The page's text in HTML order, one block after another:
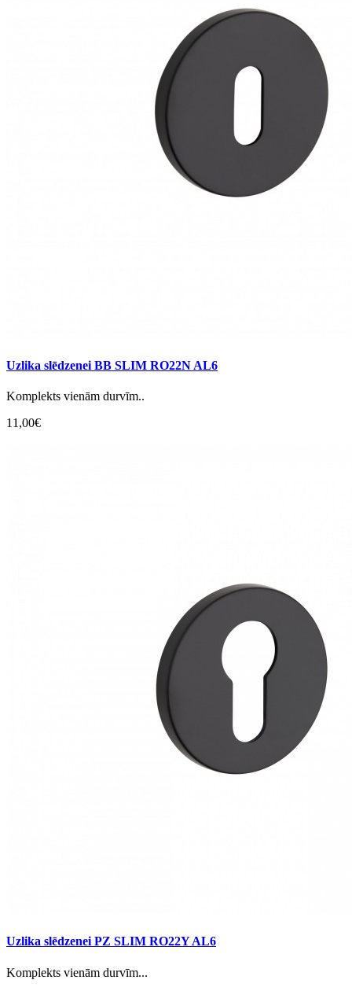
Uzlika slēdzenei BB SLIM RO22N AL6
Komplekts vienām durvīm..
11,00€
Uzlika slēdzenei PZ SLIM RO22Y AL6
Komplekts vienām durvīm...